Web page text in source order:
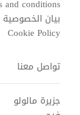
and conditions
بيان الخصوصية
Cookie Policy
تواصل معنا
جزيرة مالولو